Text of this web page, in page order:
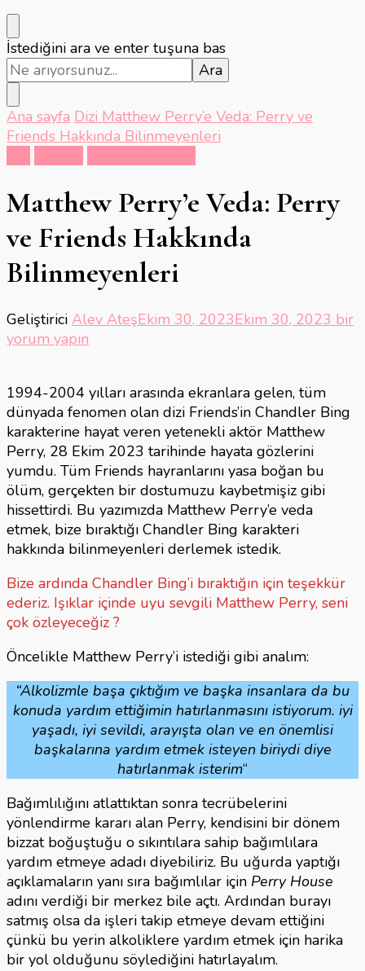
Bir
şey
mi
arıyorsunuz?
İstediğini ara ve enter tuşuna bas
Ana sayfa Dizi Matthew Perry’e Veda: Perry ve
Friends Hakkında Bilinmeyenleri
Matthew Perry’e Veda: Perry
ve Friends Hakkında
Bilinmeyenleri
Geliştirici Alev AteşEkim 30, 2023Ekim 30, 2023 bir
yorum yapın
1994-2004 yılları arasında ekranlara gelen, tüm
dünyada fenomen olan dizi Friends’in Chandler Bing
karakterine hayat veren yetenekli aktör Matthew
Perry, 28 Ekim 2023 tarihinde hayata gözlerini
yumdu. Tüm Friends hayranlarını yasa boğan bu
ölüm, gerçekten bir dostumuzu kaybetmişiz gibi
hissettirdi. Bu yazımızda Matthew Perry’e veda
etmek, bize bıraktığı Chandler Bing karakteri
hakkında bilinmeyenleri derlemek istedik.
Bize ardında Chandler Bing’i bıraktığın için teşekkür
ederiz. Işıklar içinde uyu sevgili Matthew Perry, seni
çok özleyeceğiz ?
Öncelikle Matthew Perry’i istediği gibi analım:
“Alkolizmle başa çıktığım ve başka insanlara da bu
konuda yardım ettiğimin hatırlanmasını istiyorum. iyi
yaşadı, iyi sevildi, arayışta olan ve en önemlisi
başkalarına yardım etmek isteyen biriydi diye
hatırlanmak isterim“
Bağımlılığını atlattıktan sonra tecrübelerini
yönlendirme kararı alan Perry, kendisini bir dönem
bizzat boğuştuğu o sıkıntılara sahip bağımlılara
yardım etmeye adadı diyebiliriz. Bu uğurda yaptığı
açıklamaların yanı sıra bağımlılar için Perry House
adını verdiği bir merkez bile açtı. Ardından burayı
satmış olsa da işleri takip etmeye devam ettiğini
çünkü bu yerin alkoliklere yardım etmek için harika
bir yol olduğunu söylediğini hatırlayalım.